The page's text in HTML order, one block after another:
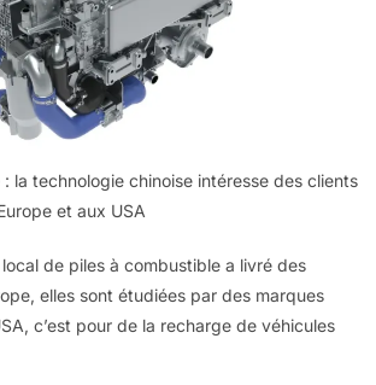
la technologie chinoise intéresse des clients
et aux USA
de piles à combustible a livré des
elles sont étudiées par des marques
c’est pour de la recharge de véhicules